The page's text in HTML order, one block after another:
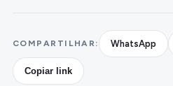
COMPARTILHAR: WhatsApp
Copiar link